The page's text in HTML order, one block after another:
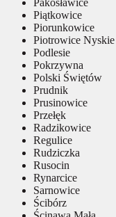
Piątkowice
Piorunkowice
Piotrowice Nyskie
Podlesie
Pokrzywna
Polski Świętów
Prudnik
Prusinowice
Przełęk
Radzikowice
Regulice
Rudziczka
Rusocin
Rynarcice
Sarnowice
Ścibórz